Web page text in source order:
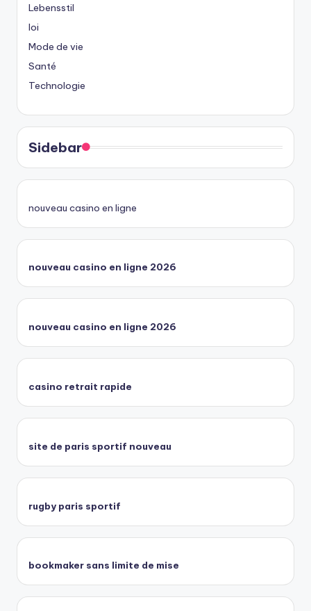
Lebensstil
loi
Mode de vie
Santé
Technologie
Sidebar
nouveau casino en ligne
nouveau casino en ligne 2026
nouveau casino en ligne 2026
casino retrait rapide
site de paris sportif nouveau
rugby paris sportif
bookmaker sans limite de mise